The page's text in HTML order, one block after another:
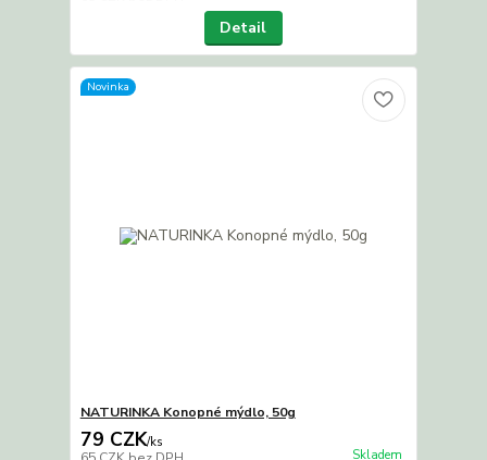
Detail
Novinka
NATURINKA Konopné mýdlo, 50g
79 CZK/ks
Skladem